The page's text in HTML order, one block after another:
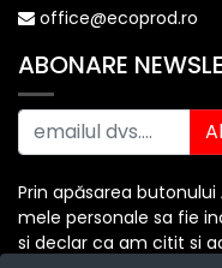
office@ecoprod.ro
ABONARE
Prin apăsarea butonului
mele personale sa fie
si declar ca am citit si